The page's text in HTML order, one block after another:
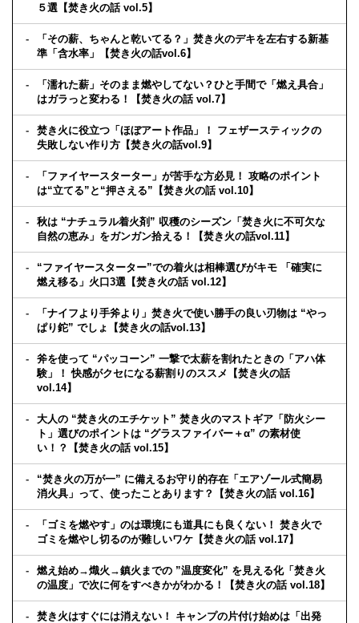
５選【焚き火の話 vol.5】
「その薪、ちゃんと乾いてる？」焚き火のデキを左右する新基
準「含水率」【焚き火の話vol.6】
「濡れた薪」そのまま燃やしてない？ひと手間で「燃え具合」
はガラっと変わる！【焚き火の話 vol.7】
焚き火に役立つ「ほぼアート作品」！ フェザースティックの
失敗しない作り方【焚き火の話vol.9】
「ファイヤースターター」が苦手な方必見！ 攻略のポイント
は“立てる”と“押さえる”【焚き火の話 vol.10】
秋は “ナチュラル着火剤” 収穫のシーズン「焚き火に不可欠な
自然の恵み」をガンガン拾える！【焚き火の話vol.11】
“ファイヤースターター”での着火は相棒選びがキモ 「確実に
燃え移る」火口3選【焚き火の話 vol.12】
「ナイフより手斧より」焚き火で使い勝手の良い刃物は “やっ
ぱり鉈” でしょ【焚き火の話vol.13】
斧を使って “パッコーン” 一撃で太薪を割れたときの「アハ体
験」！ 快感がクセになる薪割りのススメ【焚き火の話
vol.14】
大人の “焚き火のエチケット” 焚き火のマストギア「防火シー
ト」選びのポイントは “グラスファイバー＋α” の素材使
い！？【焚き火の話 vol.15】
“焚き火の万が一” に備えるお守り的存在「エアゾール式簡易
消火具」って、使ったことあります？【焚き火の話 vol.16】
「ゴミを燃やす」のは環境にも道具にも良くない！ 焚き火で
ゴミを燃やし切るのが難しいワケ【焚き火の話 vol.17】
燃え始め→熾火→鎮火までの ”温度変化” を見える化「焚き火
の温度」で次に何をすべきかがわかる！【焚き火の話 vol.18】
焚き火はすぐには消えない！ キャンプの片付け始めは「出発